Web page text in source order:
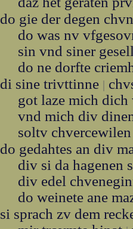
do gie der degen
do was nv
sin vnd siner
do ne dorfte
di sine trivttinne |
got laze mich
vnd mich div
soltv
do gedahtes an div
div si da hagenen
div edel
do weinete ane
si sprach zv dem